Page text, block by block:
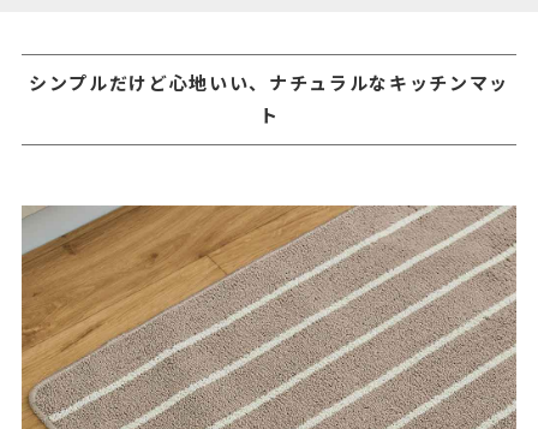
シンプルだけど心地いい、ナチュラルなキッチンマッ
ト